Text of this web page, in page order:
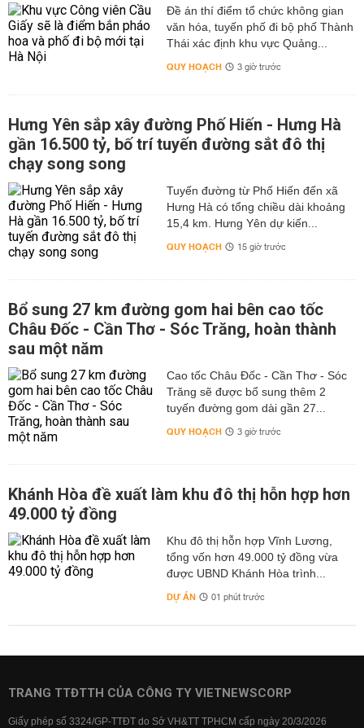
Đề án thí điểm tổ chức không gian
văn hóa, tuyến phố đi bộ phố Thành
Thái xác định khu vực Quảng...
QUY HOẠCH 3 giờ trước
Hưng Yên sắp xây đường Phố Hiến - Hưng Hà
gần 16.500 tỷ, bố trí tuyến đường sắt đô thị
chạy song song
Tuyến đường từ Phố Hiến đến xã
Hưng Hà có tổng chiều dài khoảng
15,4 km. Hưng Yên dự kiến...
QUY HOẠCH 15 giờ trước
Bổ sung 27 km đường gom hai bên cao tốc
Châu Đốc - Cần Thơ - Sóc Trăng, hoàn thành
sau một năm
Cao tốc Châu Đốc - Cần Thơ - Sóc
Trăng sẽ được bổ sung thêm 2
tuyến đường gom dài gần 27...
QUY HOẠCH 3 giờ trước
Khánh Hòa đề xuất làm khu đô thị hỗn hợp hơn
49.000 tỷ đồng
Khu đô thị hỗn hợp Vĩnh Lương,
tổng vốn hơn 49.000 tỷ đồng vừa
được UBND Khánh Hòa trình...
DỰ ÁN 01 phút trước
TRANG TTĐTTH CỦA CÔNG TY VIETNEWSCORP
Giấy phép số 3324/GP-TTĐT do Sở VH&TT TPHCM cấp ngày 20/3/2026